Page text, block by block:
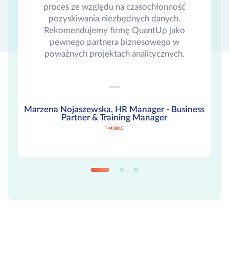
proces ze względu na czasochłonność
pozyskiwania niezbędnych danych.
Rekomendujemy firmę QuantUp jako
pewnego partnera biznesowego w
poważnych projektach analitycznych.
Marzena Nojaszewska, HR Manager - Business
Partner & Training Manager
T-MOBILE